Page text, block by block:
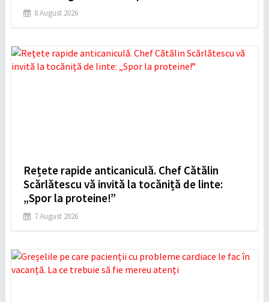
8 August 2026
Rețete rapide anticaniculă. Chef Cătălin
Scărlătescu vă invită la tocăniță de linte:
„Spor la proteine!”
7 August 2026